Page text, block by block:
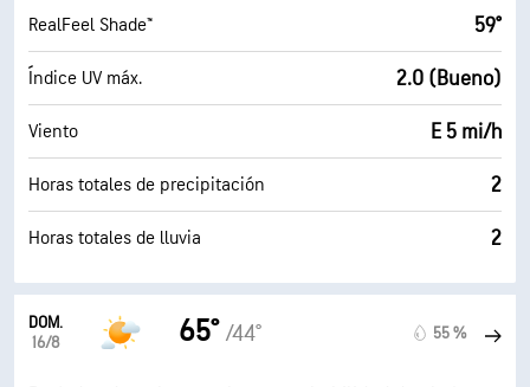
RealFeel Shade™ 59°
Índice UV máx. 2.0 (Bueno)
Viento E 5 mi/h
Horas totales de precipitación 2
Horas totales de lluvia 2
DOM.
16/8
65° /44° 55 %